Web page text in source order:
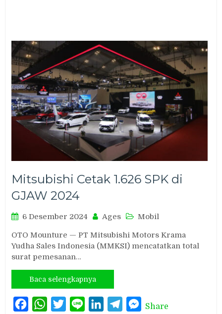
Mitsubishi Cetak 1.626 SPK di
GJAW 2024
6 Desember 2024 Ages Mobil
OTO Mounture — PT Mitsubishi Motors Krama
Yudha Sales Indonesia (MMKSI) mencatatkan total
surat pemesanan…
Baca selengkapnya
FacebookWhatsAppTwitterLine LinkedInTelegramMessenger
Share